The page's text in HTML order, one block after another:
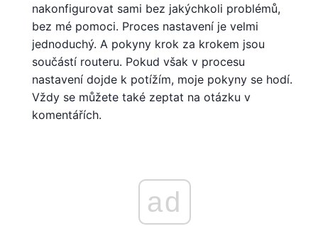
nakonfigurovat sami bez jakýchkoli problémů,
bez mé pomoci. Proces nastavení je velmi
jednoduchý. A pokyny krok za krokem jsou
součástí routeru. Pokud však v procesu
nastavení dojde k potížím, moje pokyny se hodí.
Vždy se můžete také zeptat na otázku v
komentářích.
ad